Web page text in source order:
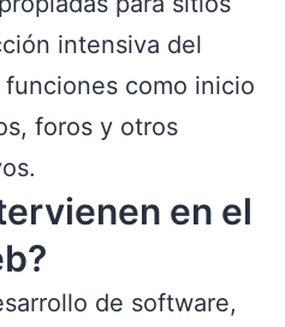
intensiva del
como inicio
foros y otros
en el
de software,